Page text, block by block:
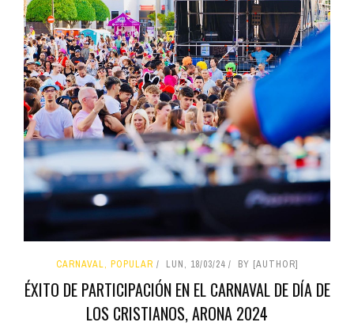
CARNAVAL, POPULAR LUN, 18/03/24 BY [AUTHOR]
ÉXITO DE PARTICIPACIÓN EN EL CARNAVAL DE DÍA DE
LOS CRISTIANOS, ARONA 2024